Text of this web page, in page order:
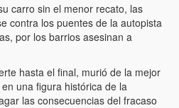
carro sin el menor recato, las
contra los puentes de la autopista
por los barrios asesinan a
hasta el final, murió de la mejor
una figura histórica de la
las consecuencias del fracaso